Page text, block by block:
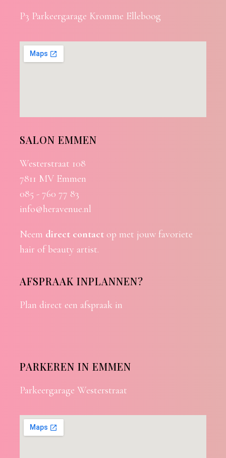
P3 Parkeergarage Kromme Elleboog
SALON EMMEN
Westerstraat 108
7811 MV Emmen
085 - 760 77 83
info@heravenue.nl
Neem direct contactop met jouw favoriete
hair of beauty artist.
AFSPRAAK INPLANNEN?
Plan direct een afspraak in
PARKEREN IN EMMEN
Parkeergarage Westerstraat